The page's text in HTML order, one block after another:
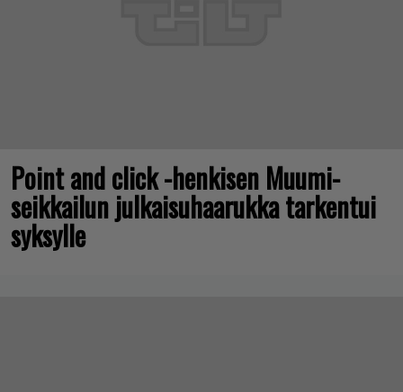
Point and click -henkisen Muumi-
seikkailun julkaisuhaarukka tarkentui
syksylle